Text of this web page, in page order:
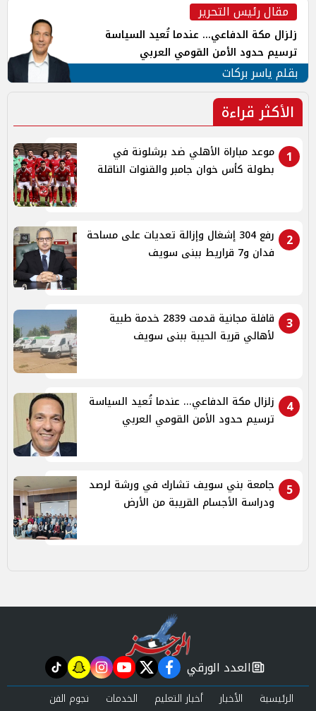
مقال رئيس التحرير
زلزال مكة الدفاعي... عندما تُعيد السياسة
ترسيم حدود الأمن القومي العربي
بقلم ياسر بركات
الأكثر قراءة
1
موعد مباراة الأهلي ضد برشلونة في
بطولة كأس خوان جامبر والقنوات الناقلة
2
رفع 304 إشغال وإزالة تعديات على مساحة
فدان و7 قراريط ببنى سويف
3
قافلة مجانية قدمت 2839 خدمة طبية
لأهالي قرية الحيبة ببنى سويف
4
زلزال مكة الدفاعي... عندما تُعيد السياسة
ترسيم حدود الأمن القومي العربي
5
جامعة بني سويف تشارك في ورشة لرصد
ودراسة الأجسام القريبة من الأرض
newspaper
العدد الورقي facebook
twitter
youtube
instagram
snapchat
tiktok
الرئيسية الأخبار أخبار التعليم الخدمات نجوم الفن